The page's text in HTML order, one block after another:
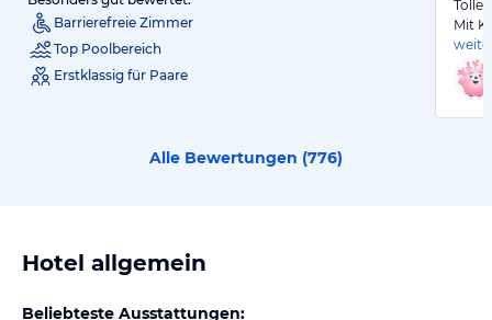
Barrierefreie Zimmer
Top Poolbereich
Erstklassig für Paare
Mit
Alle Bewertungen (776)
Hotel allgemein
Beliebteste Ausstattungen: